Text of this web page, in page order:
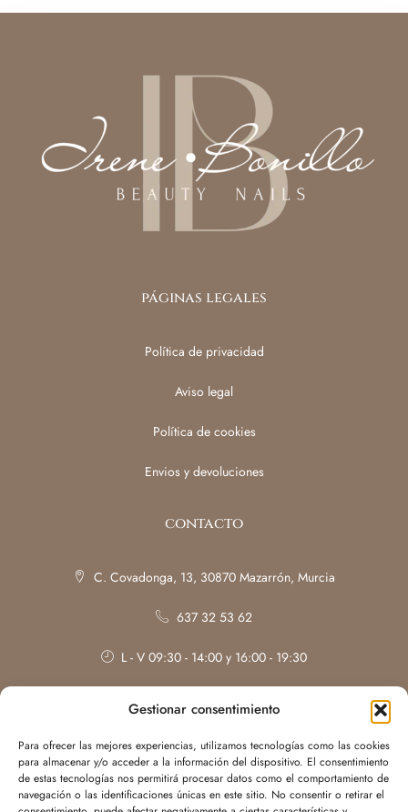
Gestionar consentimiento
Para ofrecer las mejores experiencias, utilizamos tecnologías como las cookies
para almacenar y/o acceder a la información del dispositivo. El consentimiento
de estas tecnologías nos permitirá procesar datos como el comportamiento de
navegación o las identificaciones únicas en este sitio. No consentir o retirar el
páginas legales
Política de privacidad
Aviso legal
Política de cookies
Envios y devoluciones
contacto
C. Covadonga, 13, 30870 Mazarrón, Murcia
637 32 53 62
L - V 09:30 - 14:00 y 16:00 - 19:30